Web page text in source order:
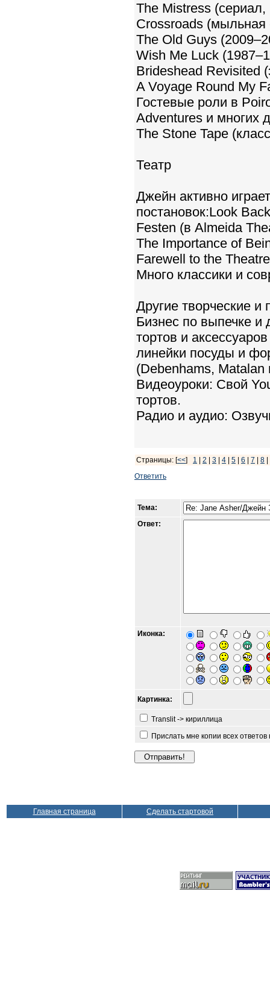
The Mistress
Crossroads (мыльная
The Old Guys
Wish Me Luck
Brideshead Revisited
A Voyage Round My
Гостевые роли в
Adventures и многих
The Stone Tape
Театр
Джейн активно
постановок:Look
Festen (в Almeida
The Importance of
Farewell to the Theatre
Много классики и
Другие творческие и
Бизнес по выпечке и
тортов и
линейки посуды и
(Debenhams, Matalan
Видеоуроки: Свой
тортов.
Радио и аудио:
Страницы: [<<] 1 2 3 4 5 6 7 8
Ответить
Тема:
Ответ:
Иконка:
Картинка:
Translit -> кириллица
Прислать мне копии всех
Главная страница Сделать стартовой